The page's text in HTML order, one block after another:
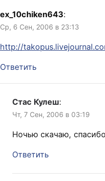
микрофона и двумя
«кивосами» за пультами.
Новый трек называется…
ex_10chiken643:
Ср, 6 Сен, 2006 в 23:13
http://
Ответить
Стас Кулеш:
Чт, 7 Сен, 2006 в 03:19
Ночью скачаю,
Ответить